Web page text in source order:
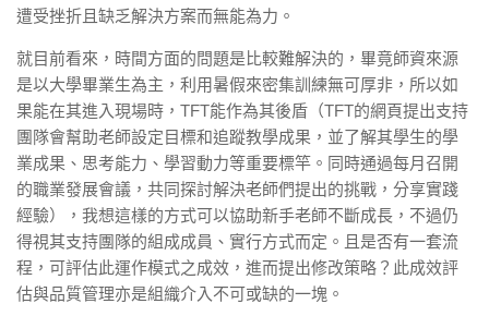
遭受挫折且缺乏解決方案而無能為力。
就目前看來，時間方面的問題是比較難解決的，畢竟師資來源
是以大學畢業生為主，利用暑假來密集訓練無可厚非，所以如
果能在其進入現場時，TFT能作為其後盾（TFT的網頁提出支持
團隊會幫助老師設定目標和追蹤教學成果，並了解其學生的學
業成果、思考能力、學習動力等重要標竿。同時通過每月召開
的職業發展會議，共同探討解決老師們提出的挑戰，分享實踐
經驗），我想這樣的方式可以協助新手老師不斷成長，不過仍
得視其支持團隊的組成成員、實行方式而定。且是否有一套流
程，可評估此運作模式之成效，進而提出修改策略？此成效評
估與品質管理亦是組織介入不可或缺的一塊。